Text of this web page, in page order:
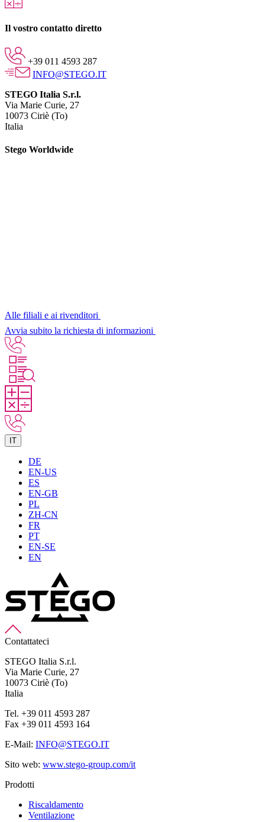
Il vostro contatto diretto
+39 011 4593 287
INFO@STEGO.IT
STEGO Italia S.r.l.
Via Marie Curie, 27
10073 Ciriè (To)
Italia
Stego Worldwide
Alle filiali e ai rivenditori
Avvia subito la richiesta di informazioni
IT
DE
EN-US
ES
EN-GB
PL
ZH-CN
FR
PT
EN-SE
EN
Contattateci
STEGO Italia S.r.l.
Via Marie Curie, 27
10073 Ciriè (To)
Italia
Tel. +39 011 4593 287
Fax +39 011 4593 164
E-Mail: INFO@STEGO.IT
Sito web: www.stego-group.com/it
Prodotti
Riscaldamento
Ventilazione